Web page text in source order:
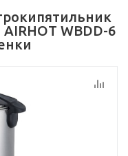
WBDD-6